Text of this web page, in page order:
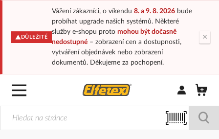
DŮLEŽITÉ
Vážení zákazníci, o víkendu 8. a 9. 8. 2026bude
probíhat upgrade našich systémů. Některé
služby e-shopu proto mohou být dočasně
nedostupné– zobrazení cen a dostupnosti,
vytváření objednávek nebo zobrazení
dokumentů. Děkujeme za pochopení.
×
Přihlásit/